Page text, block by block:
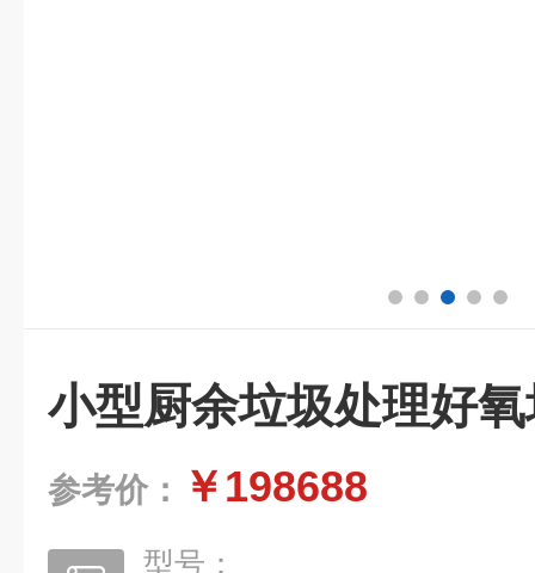
小型厨余垃圾处理好
参考价： ￥198688
型号：